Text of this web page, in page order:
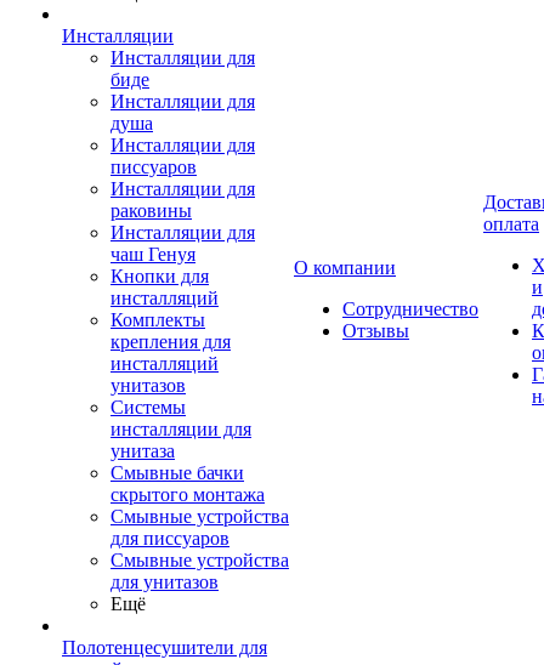
Инсталляции
Инсталляции для
биде
Инсталляции для
душа
Инсталляции для
писсуаров
Инсталляции для
раковины
Инсталляции для
чаш Генуя
Кнопки для
инсталляций
Комплекты
крепления для
инсталляций
унитазов
Системы
инсталляции для
унитаза
Смывные бачки
скрытого монтажа
Смывные устройства
для писсуаров
Смывные устройства
для унитазов
Ещё
Полотенцесушители для
О компании
Сотрудничество
Отзывы
оплата
и